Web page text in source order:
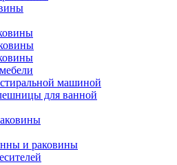
машиной
для ванной
и раковины